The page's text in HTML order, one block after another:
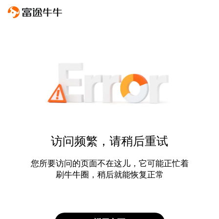
访问频繁，请稍后重试
您所要访问的页面不在这儿，它可能正忙着
刷牛牛圈，稍后就能恢复正常